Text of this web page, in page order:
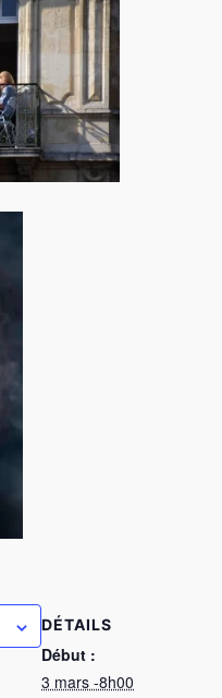
DÉTAILS
Début :
3 mars -8h00